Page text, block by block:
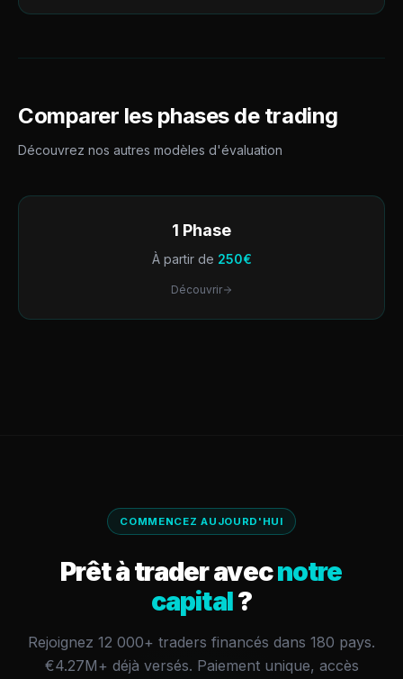
Comparer les phases de trading
Découvrez nos autres modèles d'évaluation
1 Phase
À partir de 250€
Découvrir
COMMENCEZ AUJOURD'HUI
Prêt à trader avecnotre
capital?
Rejoignez 12 000+ traders financés dans 180 pays.
€4.27M+ déjà versés. Paiement unique, accès